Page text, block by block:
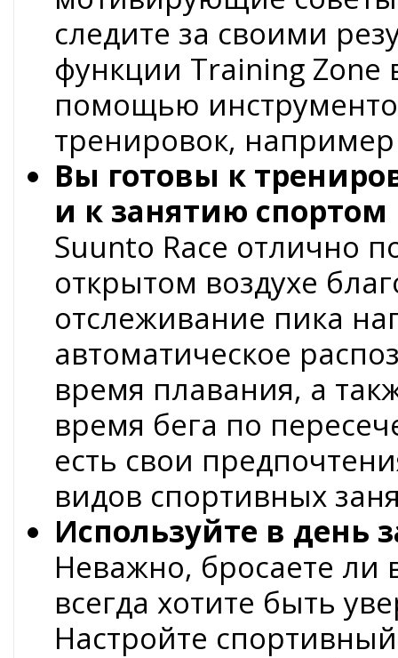
следите за своими
функции Training
помощью
тренировок,
Вы готовы к
и к занятию спортом
Suunto Race отлично
открытом воздухе
отслеживание пика
автоматическое
время плавания, а
время бега по
есть свои
видов спортивных
Используйте в день
Неважно, бросаете ли
всегда хотите быть
Настройте